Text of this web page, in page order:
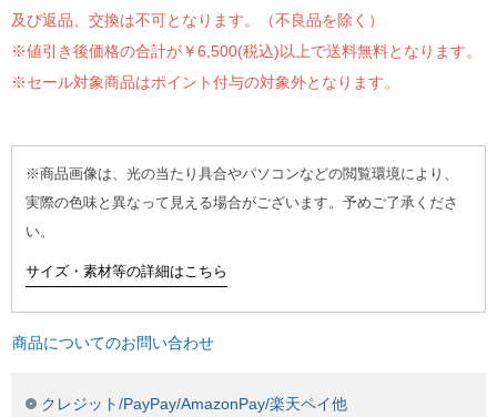
及び返品、交換は不可となります。（不良品を除く）
※値引き後価格の合計が￥6,500(税込)以上で送料無料となります。
※セール対象商品はポイント付与の対象外となります。
※商品画像は、光の当たり具合やパソコンなどの閲覧環境により、
実際の色味と異なって見える場合がございます。予めご了承くださ
い。
サイズ・素材等の詳細はこちら
商品についてのお問い合わせ
クレジット/PayPay/AmazonPay/楽天ペイ他